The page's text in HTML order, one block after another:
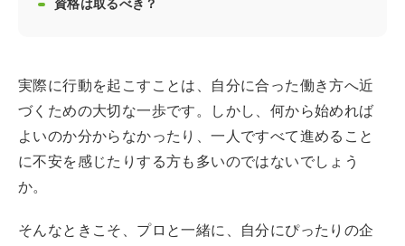
資格は取るべき？
実際に行動を起こすことは、自分に合った働き方へ近
づくための大切な一歩です。しかし、何から始めれば
よいのか分からなかったり、一人ですべて進めること
に不安を感じたりする方も多いのではないでしょう
か。
そんなときこそ、プロと一緒に、自分にぴったりの企